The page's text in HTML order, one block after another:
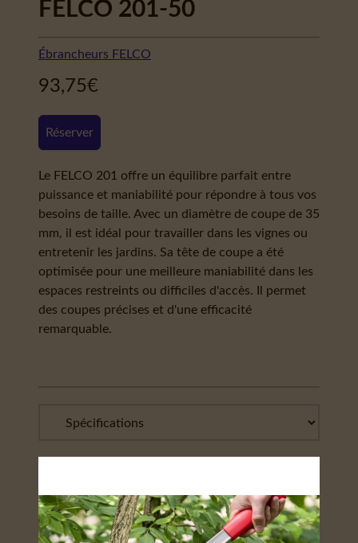
FELCO 201-50
Ébrancheurs FELCO
93,75€
Réserver
Le FELCO 201 offre un équilibre parfait entre
puissance et maniabilité pour répondre à tous vos
besoins de taille. Avec un diamètre de coupe de 35
mm, il est idéal pour travailler dans les vignes ou
entretenir les jardins. Sa tête de coupe a été
optimisée pour une meilleure maniabilité dans les
espaces restreints ou difficiles d'accès. Il permet
des coupes précises et d'une efficacité
remarquable.